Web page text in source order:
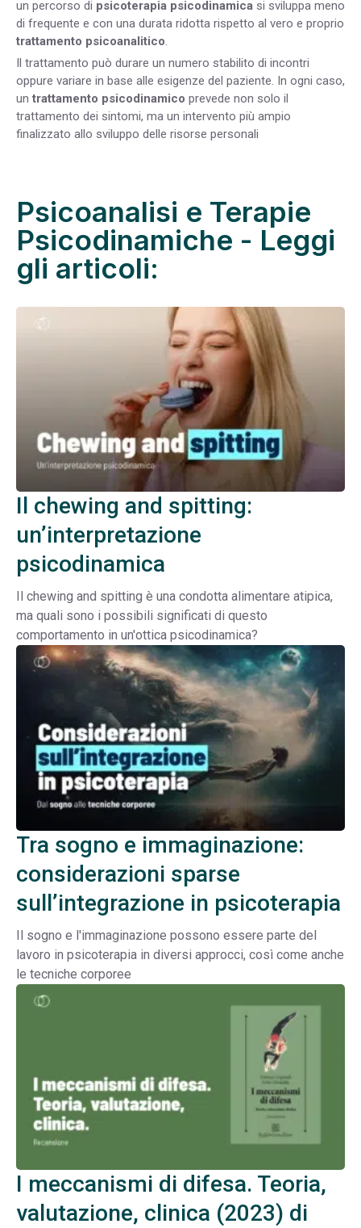
un percorso di psicoterapia psicodinamica si sviluppa meno
di frequente e con una durata ridotta rispetto al vero e proprio
trattamento psicoanalitico.
Il trattamento può durare un numero stabilito di incontri
oppure variare in base alle esigenze del paziente. In ogni caso,
un trattamento psicodinamico prevede non solo il
trattamento dei sintomi, ma un intervento più ampio
finalizzato allo sviluppo delle risorse personali
Psicoanalisi e Terapie
Psicodinamiche - Leggi
gli articoli:
Il chewing and spitting:
un’interpretazione
psicodinamica
Il chewing and spitting è una condotta alimentare atipica,
ma quali sono i possibili significati di questo
comportamento in un'ottica psicodinamica?
Tra sogno e immaginazione:
considerazioni sparse
sull’integrazione in psicoterapia
Il sogno e l'immaginazione possono essere parte del
lavoro in psicoterapia in diversi approcci, così come anche
le tecniche corporee
I meccanismi di difesa. Teoria,
valutazione, clinica (2023) di